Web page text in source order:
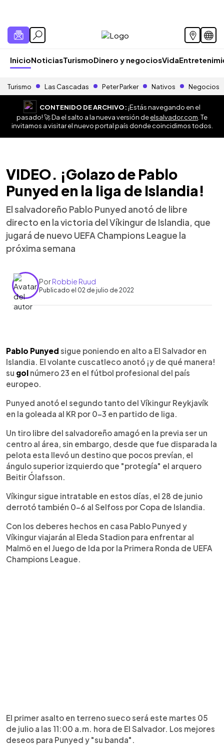
InicioNoticiasTurismoDinero y negociosVida
Turismo Las Cascadas Peter Parker Nativos Negocios
CONTENIDO DE ARCHIVO:¡Estás navegando en el
pasado! 🚀 Da el salto a la nueva versión deelsalvador.com . Te
invitamos a visitar el nuevo portal país donde coincidimos todos.
VIDEO. ¡Golazo de Pablo
Punyed en la liga de Islandia!
El salvadoreño Pablo Punyed anotó de libre
directo en la victoria del Víkingur de Islandia, que
jugará de nuevo UEFA Champions League la
próxima semana
PorRobbie Ruud
Publicado el 02 de julio de 2022
► Escuchar artículo
Pablo Punyed sigue poniendo en alto a El Salvador en
Islandia. El volante cuscatleco anotó ¡y de qué manera!
su gol número 23 en el fútbol profesional del país
europeo.
Punyed anotó el segundo tanto del Víkingur Reykjavík
en la goleada al KR por 0-3 en partido de liga.
Un tiro libre del salvadoreño amagó en la previa ser un
centro al área, sin embargo, desde que fue disparada la
pelota esta llevó un destino que pocos prevían, el
ángulo superior izquierdo que "protegía" el arquero
Beitir Ólafsson.
Víkingur sigue intratable en estos días, el 28 de junio
derrotó también 0-6 al Selfoss por Copa de Islandia.
Con los deberes hechos en casa Pablo Punyed y
Víkingur viajarán al Eleda Stadion para enfrentar al
Malmö en el Juego de Ida por la Primera Ronda de UEFA
Champions League.
El primer asalto en terreno sueco será este martes 05
de julio a las 11:00 a.m. hora de El Salvador. Los mejores
deseos para Punyed y "su banda".